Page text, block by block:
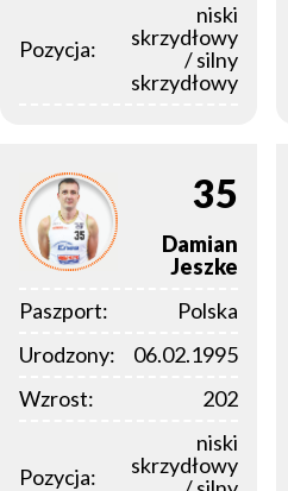
Pozycja:
niski
skrzydłowy
/ silny
skrzydłowy
35
Damian
Jeszke
Paszport:
Polska
Urodzony:
06.02.1995
Wzrost:
202
Pozycja:
niski
skrzydłowy